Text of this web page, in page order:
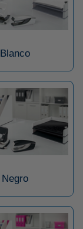
Blanco
Negro